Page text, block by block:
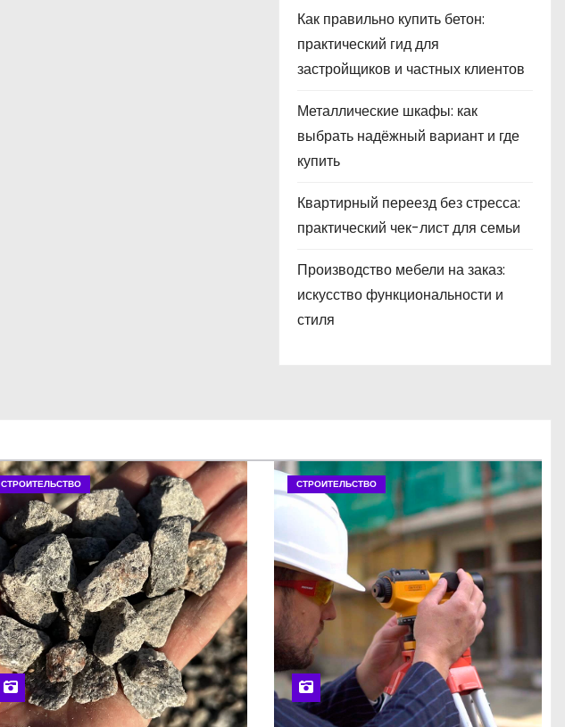
Как правильно купить бетон:
практический гид для
застройщиков и частных клиентов
Металлические шкафы: как
выбрать надёжный вариант и где
купить
Квартирный переезд без стресса:
практический чек-лист для семьи
Производство мебели на заказ:
искусство функциональности и
стиля
СТРОИТЕЛЬСТВО СТРОИТЕЛЬСТВО